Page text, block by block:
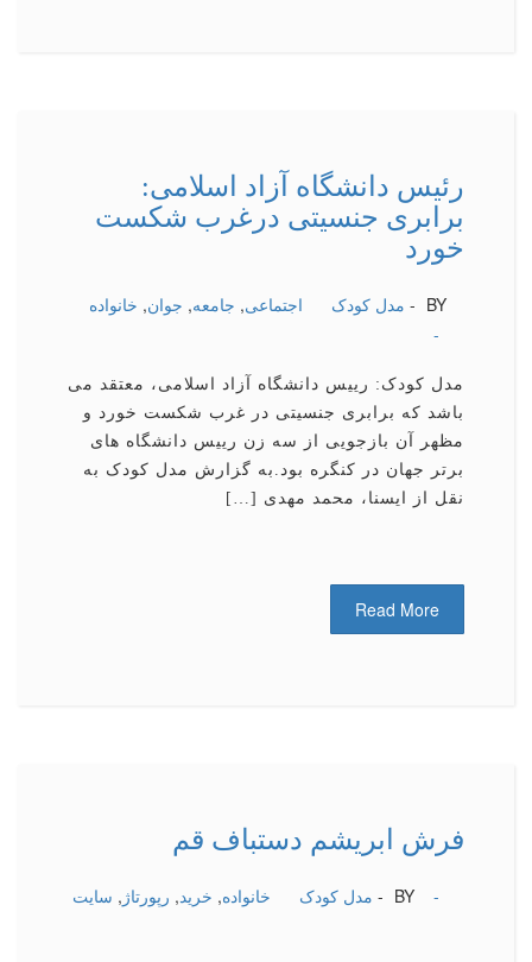
رئیس دانشگاه آزاد اسلامی:
برابری جنسیتی درغرب شکست
خورد
BY - مدل کودک اجتماعی, جامعه, جوان, خانواده
-
مدل کودک: رییس دانشگاه آزاد اسلامی، معتقد می
باشد که برابری جنسیتی در غرب شکست خورد و
مظهر آن بازجویی از سه زن رییس دانشگاه های
برتر جهان در کنگره بود.به گزارش مدل کودک به
نقل از ایسنا، محمد مهدی […]
Read More
فرش ابریشم دستباف قم
BY - مدل کودک خانواده, خرید, رپورتاژ , سایت -